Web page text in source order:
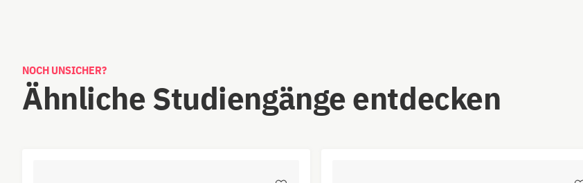
NOCH UNSICHER?
Ähnliche Studiengänge entdecken